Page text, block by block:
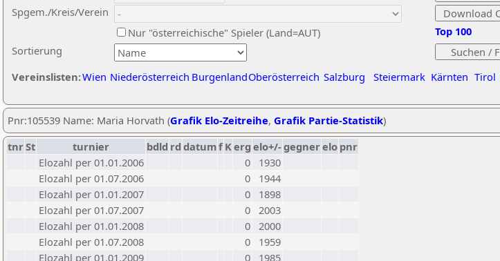
Sortierung
Spgem./Kreis/Verein
Nur "österreichische" Spieler (Land=AUT)
Vereinslisten:Wien Niederösterreich BurgenlandOberösterreich Salzburg Steiermark Kärnten Tirol
Top 100
Pnr:105539 Name: Maria Horvath (Grafik Elo-Zeitreihe, Grafik Partie-Statistik)
tnrSt turnier bdld rd datumf Kerg elo+/-gegnerelo pnr
Elozahl per 01.01.2006
0
1930
Elozahl per 01.07.2006
0
1944
Elozahl per 01.01.2007
0
1898
Elozahl per 01.07.2007
0 2003
Elozahl per 01.01.2008
0 2000
Elozahl per 01.07.2008
0
1959
Elozahl per 01.01.2009
0
1985